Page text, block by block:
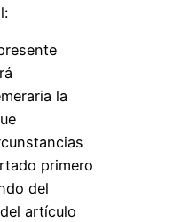
la
primero
del
artículo